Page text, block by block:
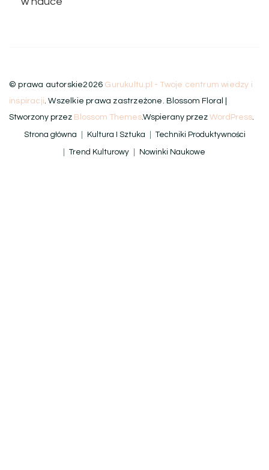
© prawa autorskie2026 Gurukultu.pl - Twoje centrum wiedzy i
inspiracji . Wszelkie prawa zastrzeżone. Blossom Floral |
Stworzony przez Blossom Themes.Wspierany przez WordPress
Strona główna Kultura I Sztuka Techniki Produktywności
Trend Kulturowy Nowinki Naukowe